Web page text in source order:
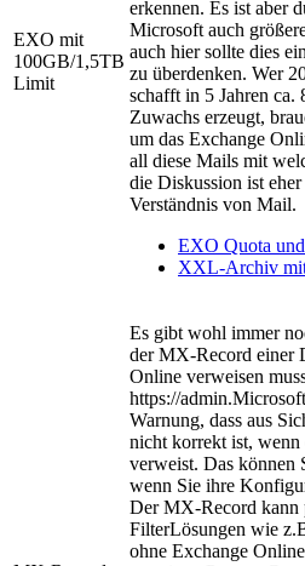
EXO mit
100GB/1,5TB
Limit
erkennen. Es ist aber
Microsoft auch
auch hier sollte dies
zu überdenken. Wer
schafft in 5 Jahren
Zuwachs erzeugt,
um das Exchange
all diese Mails mit
die Diskussion ist
Verständnis von Mail.
EXO Quota
XXL-Archiv
Es gibt wohl immer
der MX-Record einer
Online verweisen
https://
Warnung, dass aus
nicht korrekt ist,
verweist. Das können
wenn Sie ihre
Der MX-Record kann
FilterLösungen wie
ohne Exchange